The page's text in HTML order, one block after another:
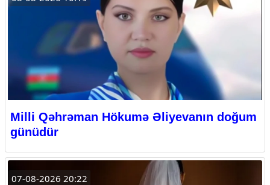
Milli Qəhrəman Hökumə Əliyevanın doğum
günüdür
07-08-2026 20:22